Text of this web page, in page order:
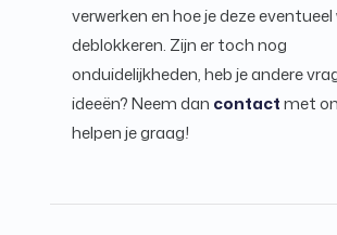
verwerken en hoe je deze
deblokkeren. Zijn er toch nog
onduidelijkheden, heb je andere
ideeën? Neem dan contactmet
helpen je graag!